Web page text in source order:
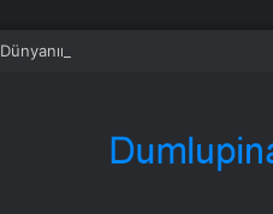
Dünyanın en uzun aktarmasız